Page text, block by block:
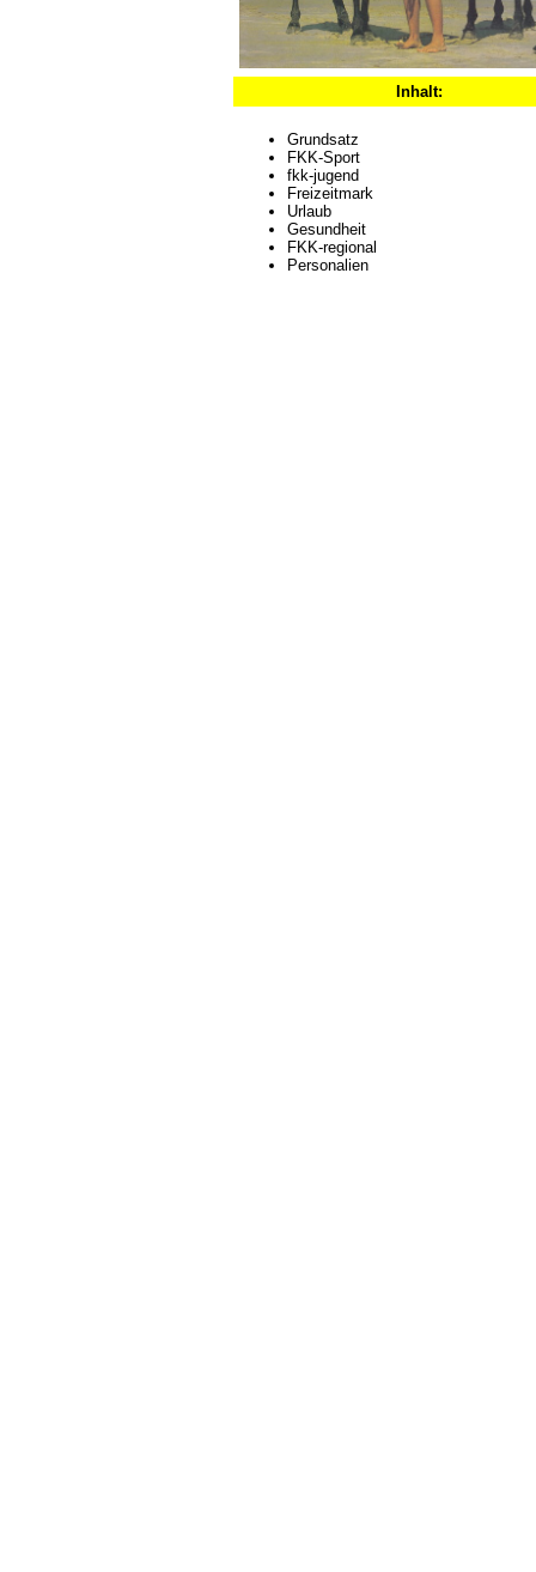
Inhalt:
Grundsatz
FKK-Sport
fkk-jugend
Freizeitmark
Urlaub
Gesundheit
FKK-regional
Personalien